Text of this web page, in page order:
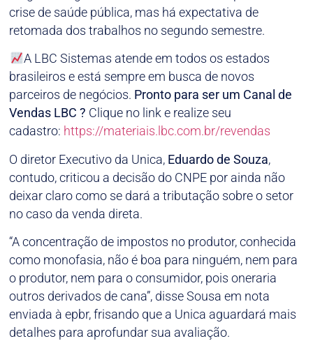
crise de saúde pública, mas há expectativa de
retomada dos trabalhos no segundo semestre.
A LBC Sistemas atende em todos os estados
brasileiros e está sempre em busca de novos
parceiros de negócios. Pronto para ser um Canal de
Vendas LBC ? Clique no link e realize seu
cadastro: https://materiais.lbc.com.br/revendas
O diretor Executivo da Unica, Eduardo de Souza,
contudo, criticou a decisão do CNPE por ainda não
deixar claro como se dará a tributação sobre o setor
no caso da venda direta.
“A concentração de impostos no produtor, conhecida
como monofasia, não é boa para ninguém, nem para
o produtor, nem para o consumidor, pois oneraria
outros derivados de cana”, disse Sousa em nota
enviada à epbr, frisando que a Unica aguardará mais
detalhes para aprofundar sua avaliação.